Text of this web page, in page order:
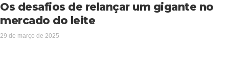
Os desafios de relançar um gigante no
mercado do leite
29 de março de 2025